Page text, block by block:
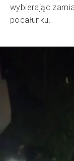
wybierając
pocałunku.